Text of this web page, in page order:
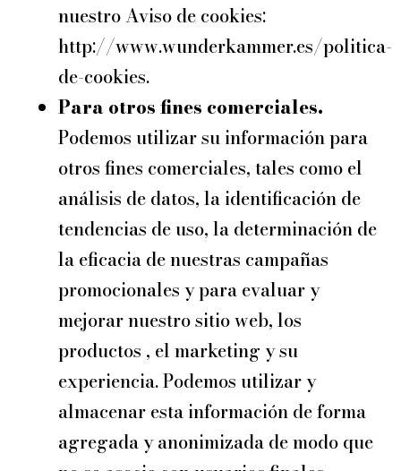
nuestro Aviso de cookies:
http://www.wunderkammer.es/politica-
de-cookies.
Para otros fines comerciales.
Podemos utilizar su información para
otros fines comerciales, tales como el
análisis de datos, la identificación de
tendencias de uso, la determinación de
la eficacia de nuestras campañas
promocionales y para evaluar y
mejorar nuestro sitio web, los
productos , el marketing y su
experiencia. Podemos utilizar y
almacenar esta información de forma
agregada y anonimizada de modo que